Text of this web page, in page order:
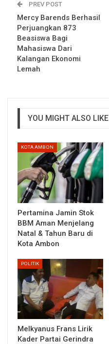
PREV POST
Mercy Barends Berhasil
Perjuangkan 873
Beasiswa Bagi
Mahasiswa Dari
Kalangan Ekonomi
Lemah
YOU MIGHT ALSO LIKE
KOTA AMBON
Pertamina Jamin Stok
BBM Aman Menjelang
Natal & Tahun Baru di
Kota Ambon
POLITIK
Melkyanus Frans Lirik
Kader Partai Gerindra